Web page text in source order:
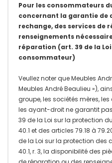
Pour les consommateurs
concernant la garantie de
rechange, des services de
renseignements
réparation (art. 39 de la
consommateur)
Veullez noter que Meubles
Meubles André Beaulieu »),
groupe, les sociétés mères,
les ayant-droit ne garantit
39 de la Loi sur la protection
40.1 et des articles 79.18 à
de la Loi sur la protection des
40.1, r. 3, la disponibilité des